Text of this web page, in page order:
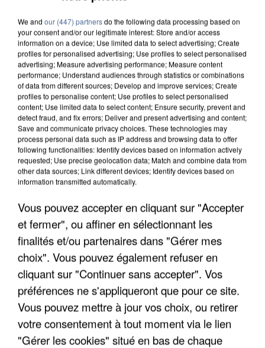
APRÈS TOUTES CES CANICULES, LES REFUGES
DE FAUNE SAUVAGE SONT...
We and our (447) partnersdo the following data processing based on
your consent and/or our legitimate interest: Store and/or access
information on a device; Use limited data to select advertising; Create
profiles for personalised advertising; Use profiles to select personalised
advertising; Measure advertising performance; Measure content
performance; Understand audiences through statistics or combinations
of data from different sources; Develop and improve services; Create
profiles to personalise content; Use profiles to select personalised
content; Use limited data to select content; Ensure security, prevent and
detect fraud, and fix errors; Deliver and present advertising and content;
Save and communicate privacy choices. These technologies may
process personal data such as IP address and browsing data to offer
following functionalities: Identify devices based on information actively
requested; Use precise geolocation data; Match and combine data from
other data sources; Link different devices; Identify devices based on
information transmitted automatically.
Vous pouvez accepter en cliquant sur "Accepter
et fermer", ou affiner en sélectionnant les
finalités et/ou partenaires dans "Gérer mes
choix". Vous pouvez également refuser en
cliquant sur "Continuer sans accepter". Vos
préférences ne s'appliqueront que pour ce site.
Vous pouvez mettre à jour vos choix, ou retirer
votre consentement à tout moment via le lien
"Gérer les cookies" situé en bas de chaque